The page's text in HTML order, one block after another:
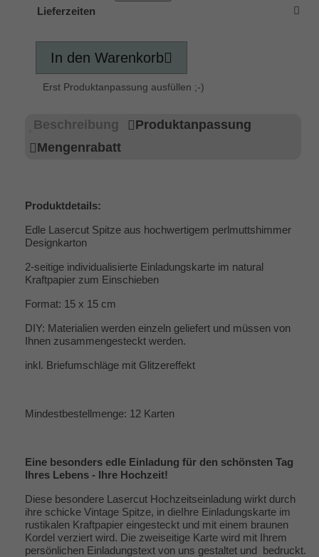
Lieferzeiten
In den Warenkorb
Erst Produktanpassung ausfüllen ;-)
Beschreibung
Produktanpassung
Mengenrabatt
Produktdetails:
Edle Lasercut Spitze aus hochwertigem perlmuttshimmer
Designkarton
2-seitige individualisierte Einladungskarte im natural
Kraftpapier zum Einschieben
Format: 15 x 15 cm
DIY: Materialien werden einzeln geliefert und müssen von
Ihnen zusammengesteckt werden.
inkl. Briefumschläge mit Glitzereffekt
Mindestbestellmenge: 12 Karten
Eine besonders edle Einladung für den schönsten Tag
Ihres Lebens - Ihre Hochzeit!
Diese besondere Lasercut Hochzeitseinladung wirkt durch
ihre schicke Vintage Spitze, in dieIhre Einladungskarte im
rustikalen Kraftpapier eingesteckt und mit einem braunen
Kordel verziert wird. Die zweiseitige Karte wird mit Ihrem
persönlichen Einladungstext von uns gestaltet und bedruckt.